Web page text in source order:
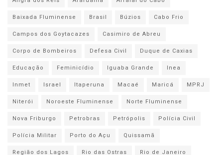
Baixada Fluminense
Brasil Búzios
Cabo Frio
Campos dos Goytacazes
Casimiro de Abreu
Corpo de Bombeiros
Defesa Civil
Duque de Caxias
Educação
Feminicídio Iguaba Grande
Inea
Inmet
Israel Itaperuna Macaé Maricá
MPRJ
Niterói
Noroeste Fluminense
Norte Fluminense
Nova Friburgo
Petrobras Petrópolis
Polícia Civil
Polícia Militar
Porto do Açu
Quissamã
Região dos Lagos
Rio das Ostras
Rio de Janeiro